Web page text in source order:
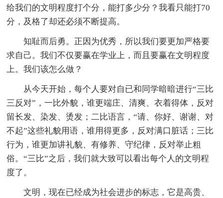
给我们的文明程度打个分，能打多少分？我看只能打70
分，及格了却还必须不断提高。
知耻而后勇。正因为优秀，所以我们要更加严格要
求自己。我们不仅要赢在学业上，而且要赢在文明程度
上。我们该怎么做？
从今天开始，每个人要对自已和同学暗暗进行“三比
三反对”，一比外貌，谁更端庄、清爽、衣着得体，反对
留长发、染发、烫发；二比语言，“请、你好、谢谢、对
不起”这些礼貌用语，谁用得更多，反对满口脏话；三比
行为，谁更加讲礼貌、有修养、守纪律，反对举止粗
俗。“三比”之后，我们就大致可以看出每个人的文明程
度了。
文明，现在已经成为社会进步的标志，它是高贵、